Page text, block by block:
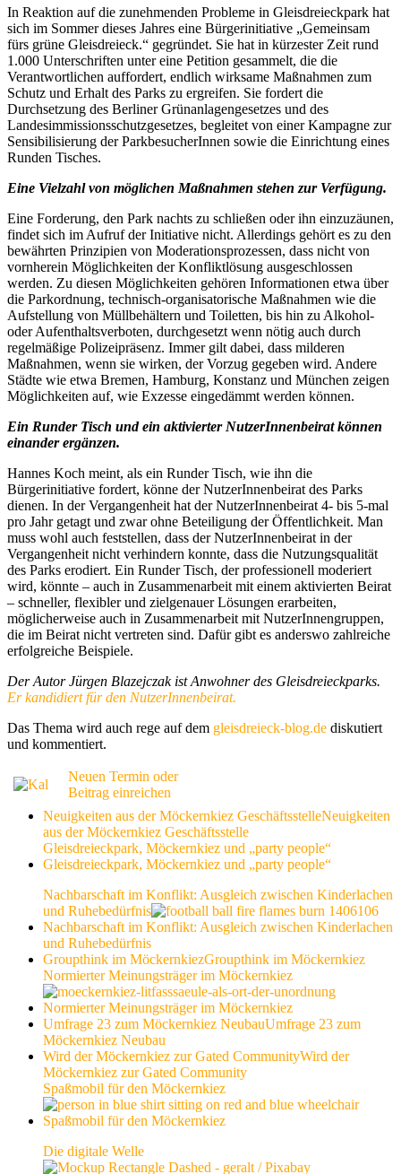
In Reaktion auf die zunehmenden Probleme in Gleisdreieckpark hat
sich im Sommer dieses Jahres eine Bürgerinitiative „Gemeinsam
fürs grüne Gleisdreieck.“ gegründet. Sie hat in kürzester Zeit rund
1.000 Unterschriften unter eine Petition gesammelt, die die
Verantwortlichen auffordert, endlich wirksame Maßnahmen zum
Schutz und Erhalt des Parks zu ergreifen. Sie fordert die
Durchsetzung des Berliner Grünanlagengesetzes und des
Landesimmissionsschutzgesetzes, begleitet von einer Kampagne zur
Sensibilisierung der ParkbesucherInnen sowie die Einrichtung eines
Runden Tisches.
Eine Vielzahl von möglichen Maßnahmen stehen zur Verfügung.
Eine Forderung, den Park nachts zu schließen oder ihn einzuzäunen,
findet sich im Aufruf der Initiative nicht. Allerdings gehört es zu den
bewährten Prinzipien von Moderationsprozessen, dass nicht von
vornherein Möglichkeiten der Konfliktlösung ausgeschlossen
werden. Zu diesen Möglichkeiten gehören Informationen etwa über
die Parkordnung, technisch-organisatorische Maßnahmen wie die
Aufstellung von Müllbehältern und Toiletten, bis hin zu Alkohol-
oder Aufenthaltsverboten, durchgesetzt wenn nötig auch durch
regelmäßige Polizeipräsenz. Immer gilt dabei, dass milderen
Maßnahmen, wenn sie wirken, der Vorzug gegeben wird. Andere
Städte wie etwa Bremen, Hamburg, Konstanz und München zeigen
Möglichkeiten auf, wie Exzesse eingedämmt werden können.
Ein Runder Tisch und ein aktivierter NutzerInnenbeirat können
einander ergänzen.
Hannes Koch meint, als ein Runder Tisch, wie ihn die
Bürgerinitiative fordert, könne der NutzerInnenbeirat des Parks
dienen. In der Vergangenheit hat der NutzerInnenbeirat 4- bis 5-mal
pro Jahr getagt und zwar ohne Beteiligung der Öffentlichkeit. Man
muss wohl auch feststellen, dass der NutzerInnenbeirat in der
Vergangenheit nicht verhindern konnte, dass die Nutzungsqualität
des Parks erodiert. Ein Runder Tisch, der professionell moderiert
wird, könnte – auch in Zusammenarbeit mit einem aktivierten Beirat
– schneller, flexibler und zielgenauer Lösungen erarbeiten,
möglicherweise auch in Zusammenarbeit mit NutzerInnengruppen,
die im Beirat nicht vertreten sind. Dafür gibt es anderswo zahlreiche
erfolgreiche Beispiele.
Der Autor Jürgen Blazejczak ist Anwohner des Gleisdreieckparks.
Er kandidiert für den NutzerInnenbeirat.
Das Thema wird auch rege auf dem gleisdreieck-blog.de diskutiert
und kommentiert.
Neuen Termin oder
Beitrag einreichen
Neuigkeiten aus der Möckernkiez GeschäftsstelleNeuigkeiten
aus der Möckernkiez Geschäftsstelle
Gleisdreieckpark, Möckernkiez und „party people“
Gleisdreieckpark, Möckernkiez und „party people“
Nachbarschaft im Konflikt: Ausgleich zwischen Kinderlachen
und Ruhebedürfnis
Nachbarschaft im Konflikt: Ausgleich zwischen Kinderlachen
und Ruhebedürfnis
Groupthink im MöckernkiezGroupthink im Möckernkiez
Normierter Meinungsträger im Möckernkiez
Normierter Meinungsträger im Möckernkiez
Umfrage 23 zum Möckernkiez NeubauUmfrage 23 zum
Möckernkiez Neubau
Wird der Möckernkiez zur Gated CommunityWird der
Möckernkiez zur Gated Community
Spaßmobil für den Möckernkiez
Spaßmobil für den Möckernkiez
Die digitale Welle